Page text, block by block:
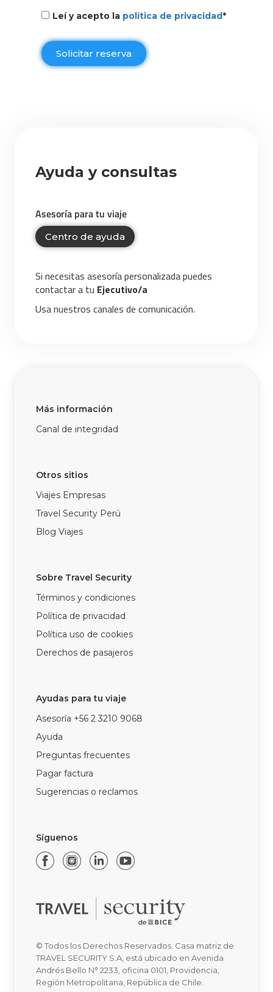
Leí y acepto la política de privacidad*
Ayuda y consultas
Asesoría para tu viaje
Centro de ayuda
Si necesitas asesoría personalizada puedes
contactar a tu Ejecutivo/a
Usa nuestros canales de comunicación.
Más información
Canal de integridad
Otros sitios
Viajes Empresas
Travel Security Perú
Blog Viajes
Sobre Travel Security
Términos y condiciones
Política de privacidad
Política uso de cookies
Derechos de pasajeros
Ayudas para tu viaje
Asesoría +56 2 3210 9068
Ayuda
Preguntas frecuentes
Pagar factura
Sugerencias o reclamos
Síguenos
© Todos los Derechos Reservados. Casa matriz de
TRAVEL SECURITY S.A, está ubicado en Avenida
Andrés Bello N° 2233, oficina 0101, Providencia,
Región Metropolitana, República de Chile.